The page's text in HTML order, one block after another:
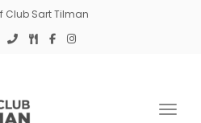
Club Sart Tilman